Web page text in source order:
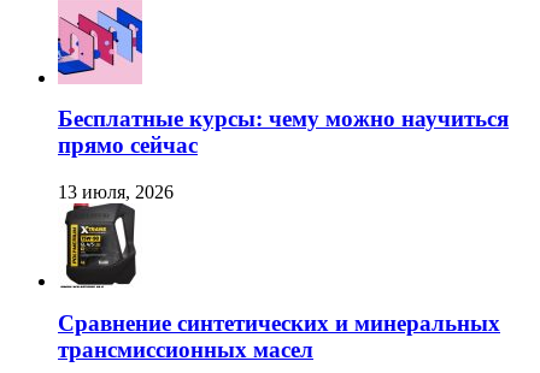
Бесплатные курсы: чему можно научиться
прямо сейчас
13 июля, 2026
Сравнение синтетических и минеральных
трансмиссионных масел